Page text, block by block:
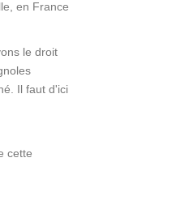
en France
le droit
Il faut d'ici
cette